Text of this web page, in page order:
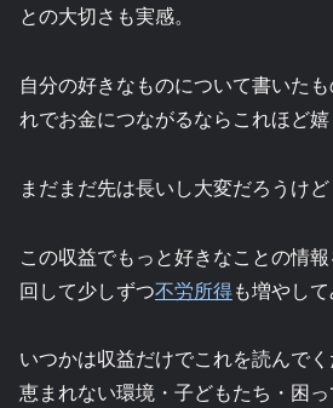
との大切さも実感。
自分の好きなものについて書いた
れでお金につながるならこれほど嬉
まだまだ先は長いし大変だろうけど
この収益でもっと好きなことの情
回して少しずつ不労所得も増やして
いつかは収益だけでこれを読んでく
恵まれない環境・子どもたち・困